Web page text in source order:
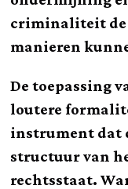
criminaliteit de
manieren
De toepassing
loutere
instrument dat
structuur van
rechtsstaat.